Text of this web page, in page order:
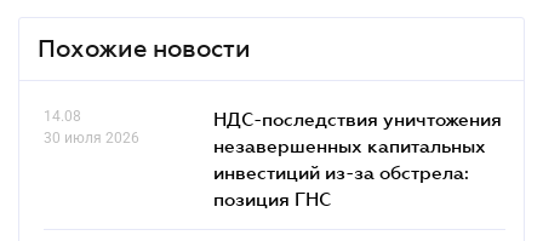
Похожие новости
14.08
30 июля 2026
НДС-последствия уничтожения
незавершенных капитальных
инвестиций из-за обстрела:
позиция ГНС